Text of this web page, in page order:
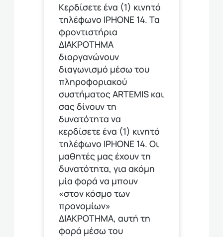
Κερδίσετε ένα (1) κινητό
τηλέφωνο ΙΡΗΟΝΕ 14. Τα
φροντιστήρια
ΔΙΑΚΡΟΤΗΜΑ
διοργανώνουν
διαγωνισμό μέσω του
πληροφοριακού
συστήματος ARTEMIS και
σας δίνουν τη
δυνατότητα να
κερδίσετε ένα (1) κινητό
τηλέφωνο ΙΡΗΟΝΕ 14. Οι
μαθητές μας έχουν τη
δυνατότητα, για ακόμη
μία φορά να μπουν
«στον κόσμο των
προνομίων»
ΔΙΑΚΡΟΤΗΜΑ, αυτή τη
φορά μέσω του